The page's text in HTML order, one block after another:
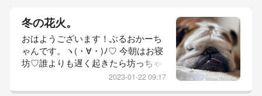
させようかな。ここのところ、春と
間違えて水面に浮かんでたからね。
ちょっと心配です。さて、休日のお
っさん二人。ぶーくんは、とーちゃ
んとべったり。腕枕で寝たり…とー
ちゃん足開いて…ボク、チン枕で寝
たい…と...
冬の花火。
おはようございます！ぶるおかーち
ゃんです。ヽ(・∀・)ﾉ♡ 今朝はお寝
坊♡誰よりも遅く起きたら坊っちゃ
んは、朝ご飯を食べ終え元気にベラ
2023-01-22 09:17